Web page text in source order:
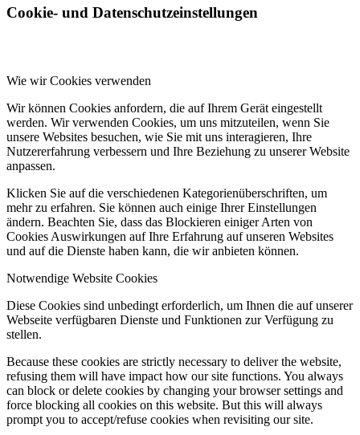
Keep Moving
Anwender und Nutzer
Wirkungsweise
Cookie- und Datenschutzeinstellungen
Wie wir Cookies verwenden
Wir können Cookies anfordern, die auf Ihrem Gerät eingestellt
werden. Wir verwenden Cookies, um uns mitzuteilen, wenn Sie
unsere Websites besuchen, wie Sie mit uns interagieren, Ihre
Nutzererfahrung verbessern und Ihre Beziehung zu unserer Website
anpassen.
Klicken Sie auf die verschiedenen Kategorienüberschriften, um
mehr zu erfahren. Sie können auch einige Ihrer Einstellungen
ändern. Beachten Sie, dass das Blockieren einiger Arten von
Cookies Auswirkungen auf Ihre Erfahrung auf unseren Websites
und auf die Dienste haben kann, die wir anbieten können.
Notwendige Website Cookies
Diese Cookies sind unbedingt erforderlich, um Ihnen die auf unserer
Webseite verfügbaren Dienste und Funktionen zur Verfügung zu
stellen.
Because these cookies are strictly necessary to deliver the website,
refusing them will have impact how our site functions. You always
can block or delete cookies by changing your browser settings and
force blocking all cookies on this website. But this will always
prompt you to accept/refuse cookies when revisiting our site.